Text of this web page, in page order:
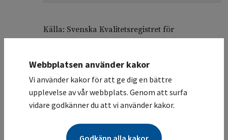
Källa: Svenska Kvalitetsregistret för
Femårsöverlevnaden för uterussarkom är totalt
sett drygt 50 % (OES 55 %, LMS 46 %, LgESS
97 %, AS 45 %). Den relativa
morfologisk typ av sarkom (figur 1) och
Webbplatsen använder kakor
Vi använder kakor för att ge dig en bättre
upplevelse av vår webbplats. Genom att surfa
vidare godkänner du att vi använder kakor.
Godkänn alla kakor